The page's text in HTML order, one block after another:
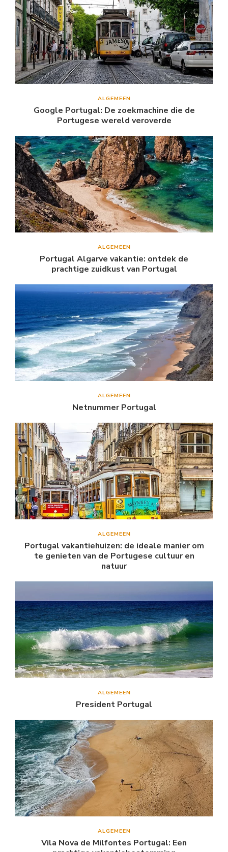
ALGEMEEN
Google Portugal: De zoekmachine die de
Portugese wereld veroverde
ALGEMEEN
Portugal Algarve vakantie: ontdek de
prachtige zuidkust van Portugal
ALGEMEEN
Netnummer Portugal
ALGEMEEN
Portugal vakantiehuizen: de ideale manier om
te genieten van de Portugese cultuur en
natuur
ALGEMEEN
President Portugal
ALGEMEEN
Vila Nova de Milfontes Portugal: Een